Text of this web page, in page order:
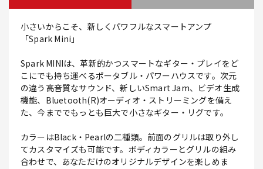
小さいからこそ、新しくパワフルなスマートアンプ
「Spark Mini」
Spark MINIは、革新的かつスマートなギター・プレイをど
こにでも持ち運べるポータブル・パワーハウスです。次元
の違う高音質なサウンド、新しいSmart Jam、ビデオ生成
機能、Bluetooth(R)オーディオ・ストリーミングを備え
た、今まででもっとも巨大で小さなギター・リグです。
カラーはBlack・Pearlの二種類。前面のグリルは取り外し
てカスタマイズも可能です。ボディカラーとグリルの組み
合わせで、あなただけのオリジナルデザインを楽しめま